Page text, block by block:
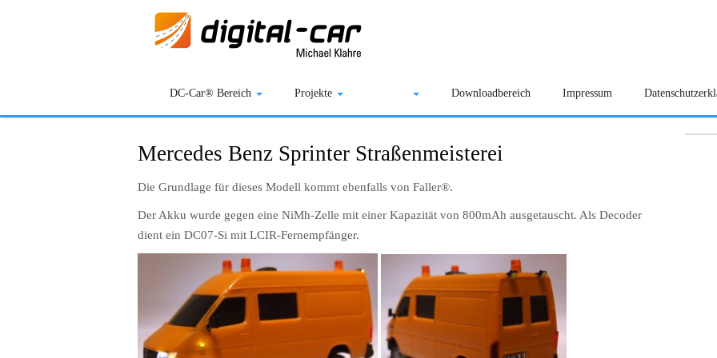
DC-Car® Bereich Projekte Downloadbereich Impressum
Mercedes Benz Sprinter Straßenmeisterei
Die Grundlage für dieses Modell kommt ebenfalls von Faller®.
Der Akku wurde gegen eine NiMh-Zelle mit einer Kapazität von 800mAh ausgetauscht. Als Decoder
dient ein DC07-Si mit LCIR-Fernempfänger.